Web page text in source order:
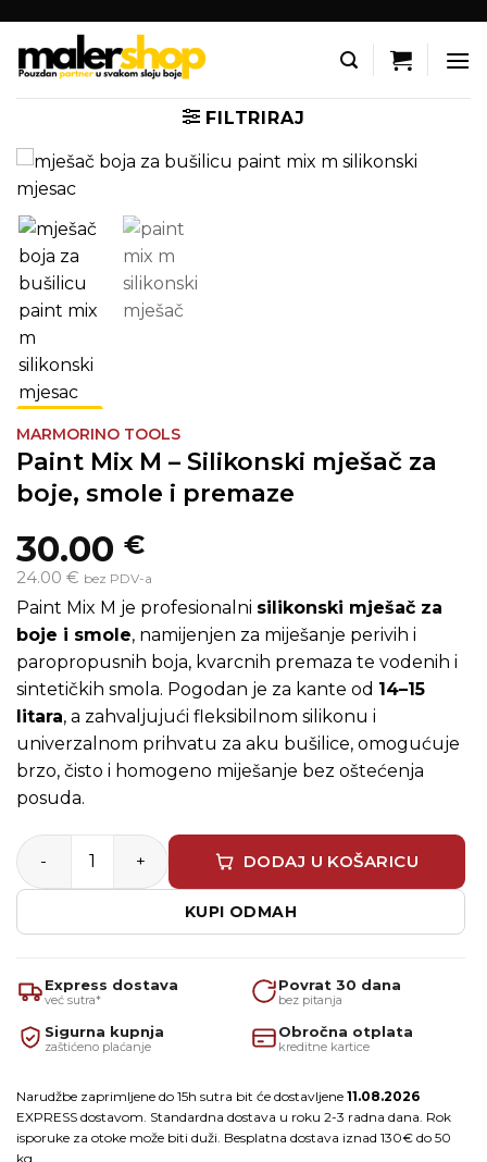
content
FILTRIRAJ
MARMORINO TOOLS
Paint Mix M – Silikonski mješač za
boje, smole i premaze
30.00 €
24.00 € bez PDV-a
Paint Mix M je profesionalni silikonski mješač za
boje i smole, namijenjen za miješanje perivih i
paropropusnih boja, kvarcnih premaza te vodenih i
sintetičkih smola. Pogodan je za kante od 14–15
litara, a zahvaljujući fleksibilnom silikonu i
univerzalnom prihvatu za aku bušilice, omogućuje
brzo, čisto i homogeno miješanje bez oštećenja
posuda.
Paint Mix M – Silikonski mješač za boje, smole i
DODAJ U KOŠARICU
KUPI ODMAH
Express dostava
već sutra*
Povrat 30 dana
bez pitanja
Sigurna kupnja
zaštićeno plaćanje
Obročna otplata
kreditne kartice
Narudžbe zaprimljene do 15h sutra bit će dostavljene 11.08.2026
EXPRESS dostavom. Standardna dostava u roku 2-3 radna dana. Rok
isporuke za otoke može biti duži. Besplatna dostava iznad 130€ do 50
kg.